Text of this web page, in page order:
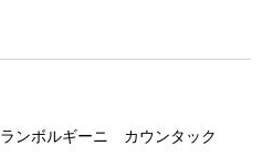
ランボルギーニ カウンタック